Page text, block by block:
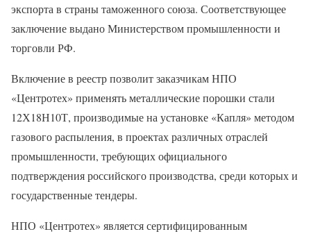
экспорта в страны таможенного союза. Соответствующее
заключение выдано Министерством промышленности и
торговли РФ.
Включение в реестр позволит заказчикам НПО
«Центротех» применять металлические порошки стали
12Х18Н10Т, производимые на установке «Капля» методом
газового распыления, в проектах различных отраслей
промышленности, требующих официального
подтверждения российского производства, среди которых и
государственные тендеры.
НПО «Центротех» является сертифицированным